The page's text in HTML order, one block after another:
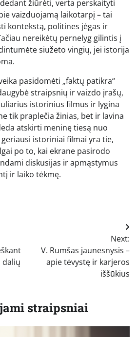
žiūrėti, verta perskaityti
vaizduojamą laikotarpį – tai
kontekstą, politines jėgas ir
nereikėtų pernelyg gilintis į
siužeto vingių, jei istorija
pasidomėti „faktų patikra“
straipsnių ir vaizdo įrašų,
istorinius filmus ir lygina
tik praplečia žinias, bet ir lavina
atskirti meninę tiesą nuo
istoriniai filmai yra tie,
po to, kai ekrane pasirodo
diskusijas ir apmąstymus
ir laiko tėkmę.
dalių
Next:
V. Rumšas jaunesnysis –
apie tėvystę ir karjeros
iššūkius
straipsniai